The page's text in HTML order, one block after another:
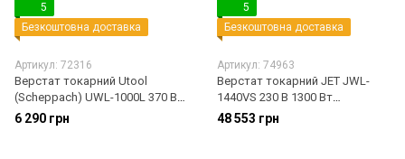
5
Безкоштовна доставка
Артикул: 72316
Верстат токарний Utool
(Scheppach) UWL-1000L 370 Вт
(U33802)
6 290 грн
5
Безкоштовна доставка
Артикул: 74963
Верстат токарний JET JWL-
1440VS 230 В 1300 Вт
(719400М)
48 553 грн